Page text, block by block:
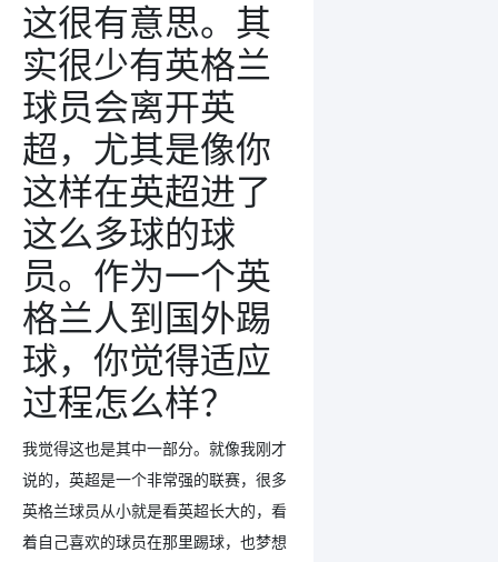
这很有意思。其
实很少有英格兰
球员会离开英
超，尤其是像你
这样在英超进了
这么多球的球
员。作为一个英
格兰人到国外踢
球，你觉得适应
过程怎么样？
我觉得这也是其中一部分。就像我刚才
说的，英超是一个非常强的联赛，很多
英格兰球员从小就是看英超长大的，看
着自己喜欢的球员在那里踢球，也梦想